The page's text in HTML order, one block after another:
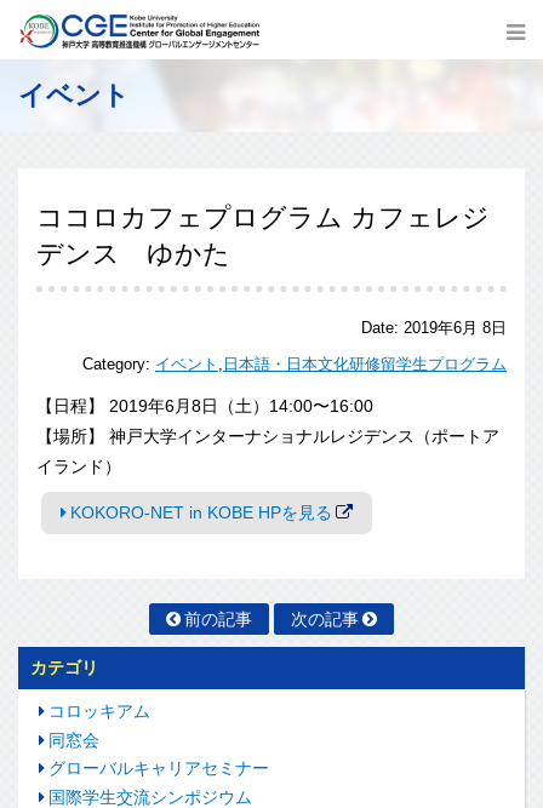
イベント
ココロカフェプログラム カフェレジ
デンス ゆかた
Date: 2019年6月 8日
Category: イベント , 日本語・日本文化研修留学生プログラム
【日程】 2019年6月8日（土）14:00〜16:00
【場所】 神戸大学インターナショナルレジデンス（ポートア
イランド）
KOKORO-NET in KOBE HPを見る
前の記事 次の記事
カテゴリ
コロッキアム
同窓会
グローバルキャリアセミナー
国際学生交流シンポジウム